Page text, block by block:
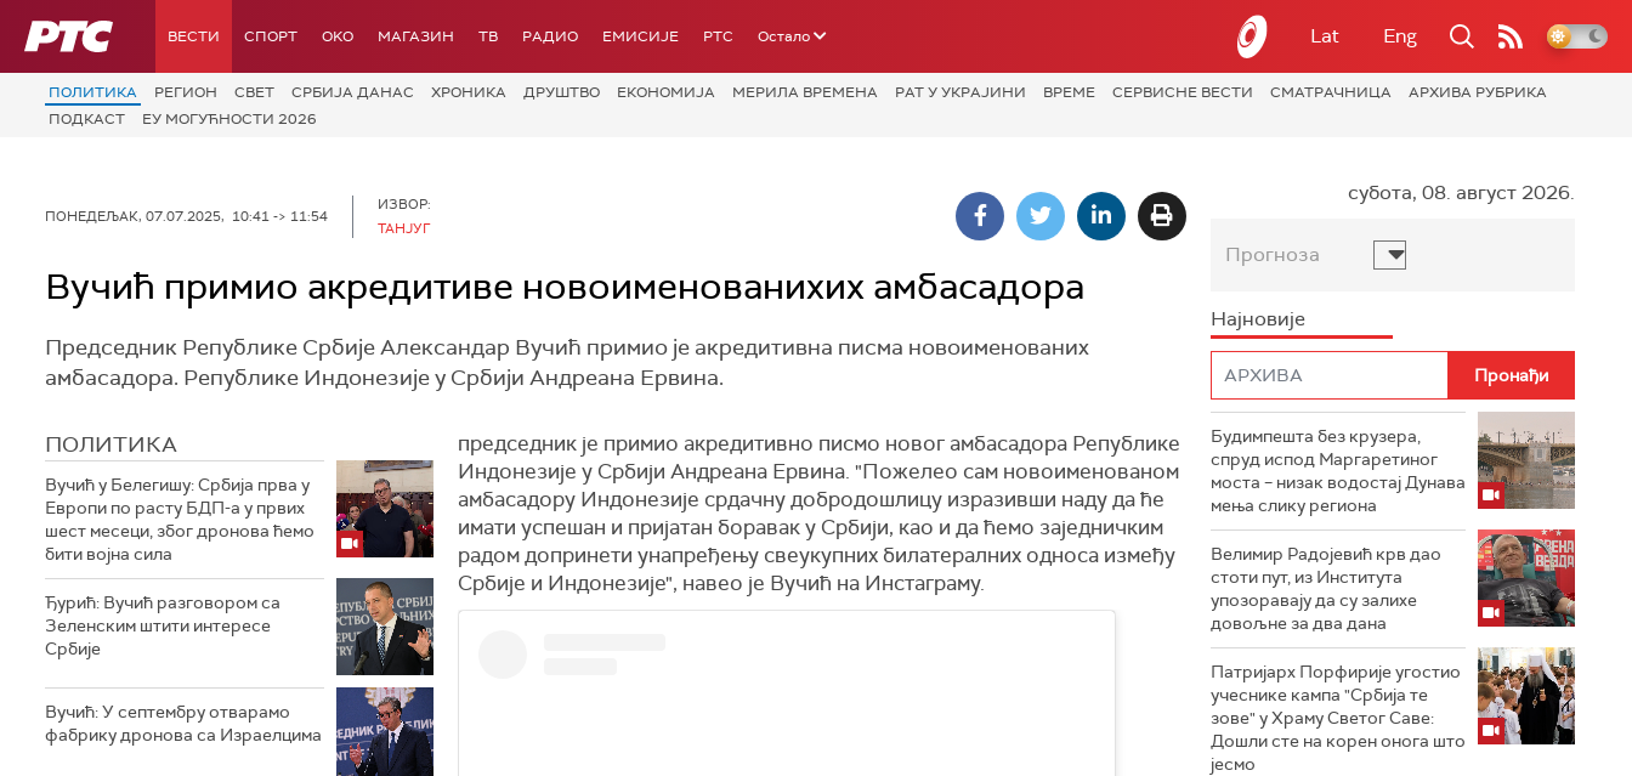
РТС ВЕСТИ СПОРТ OKO МАГАЗИН ТВ РАДИО ЕМИСИЈЕ РТС Остало Lat Eng
ПОЛИТИКА РЕГИОН СВЕТ СРБИЈА ДАНАС ХРОНИКА ДРУШТВО ЕКОНОМИЈА МЕРИЛА ВРЕМЕНА РАТ У УКРАЈИНИ ВРЕМЕ СЕРВИСНЕ ВЕСТИ СМАТРАЧНИЦА
АРХИВА РУБРИКА
ПОДКАСТ
ЕУ МОГУЋНОСТИ 2026
ПОНЕДЕЉАК, 07.07.2025, 10:41 -> 11:54
ИЗВОР:
ТАНЈУГ
Вучић примио акредитиве новоименованихих амбасадора
Председник Републике Србије Александар Вучић примио је акредитивна писма новоименованих
амбасадора. Републике Индонезије у Србији Андреана Ервина.
ПОЛИТИКА
Вучић у Белегишу: Србија прва у
Европи по расту БДП-а у првих
шест месеци, због дронова ћемо
бити војна сила
Ђурић: Вучић разговором са
Зеленским штити интересе
Србије
Вучић: У септембру отварамо
фабрику дронова са Израелцима
председник је примио акредитивно писмо новог амбасадора Републике
Индонезије у Србији Андреана Ервина. "Пожелео сам новоименованом
амбасадору Индонезије срдачну добродошлицу изразивши наду да ће
имати успешан и пријатан боравак у Србији, као и да ћемо заједничким
радом допринети унапређењу свеукупних билатералних односа између
Србије и Индонезије", навео је Вучић на Инстаграму.
субота, 08. август 2026.
Прогноза
Најновије
Будимпешта без крузера,
спруд испод Маргаретиног
моста – низак водостај Дунава
мења слику региона
Велимир Радојевић крв дао
стоти пут, из Института
упозоравају да су залихе
довољне за два дана
Патријарх Порфирије угостио
учеснике кампа "Србија те
зове" у Храму Светог Саве:
Дошли сте на корен онога што
јесмо